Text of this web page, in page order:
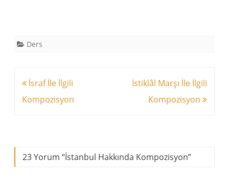
Ders
Yazı
dolaşımı
İsraf İle İlgili
Kompozisyon
İstiklâl Marşı İle İlgili
Kompozisyon
23 Yorum “İstanbul Hakkında Kompozisyon”